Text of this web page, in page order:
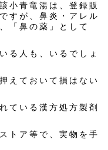
小青竜湯は、登録販
すが、鼻炎・アレル
「鼻の薬」として
る人も、いるでしょ
えておいて損はない
ている漢方処方製剤
トア等で、実物を手